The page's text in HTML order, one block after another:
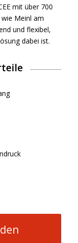
mit über 700
Meinl am
und flexibel,
dabei ist.